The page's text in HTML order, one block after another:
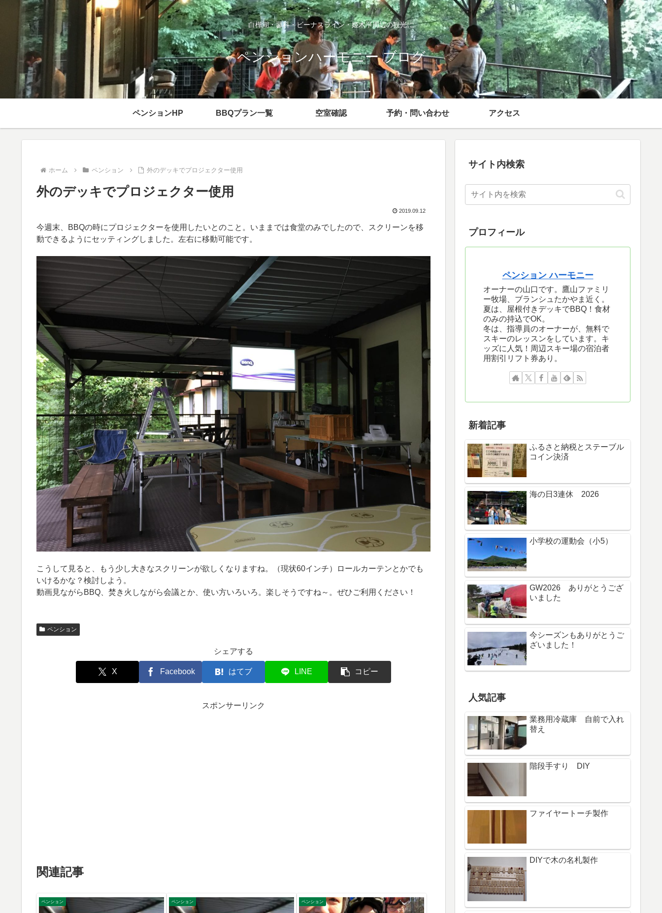
白樺湖・蓼科・ビーナスライン・姫木平周辺の観光に
ペンションハーモニー ブログ
ペンションHP BBQプラン一覧 空室確認 予約・問い合わせ アクセス
ホーム ペンション 外のデッキでプロジェクター使用
外のデッキでプロジェクター使用
2019.09.12
今週末、BBQの時にプロジェクターを使用したいとのこと。いままでは食堂のみでしたので、スクリーンを移
動できるようにセッティングしました。左右に移動可能です。
こうして見ると、もう少し大きなスクリーンが欲しくなりますね。（現状60インチ）ロールカーテンとかでも
いけるかな？検討しよう。
動画見ながらBBQ、焚き火しながら会議とか、使い方いろいろ。楽しそうですね～。ぜひご利用ください！
ペンション
シェアする
X Facebook はてブ LINE コピー
スポンサーリンク
関連記事
ペンション ペンション ペンション
サイト内検索
プロフィール
ペンション ハーモニー
オーナーの山口です。鷹山ファミリ
ー牧場、ブランシュたかやま近く。
夏は、屋根付きデッキでBBQ！食材
のみの持込でOK。
冬は、指導員のオーナーが、無料で
スキーのレッスンをしています。キ
ッズに人気！周辺スキー場の宿泊者
用割引リフト券あり。
新着記事
ふるさと納税とステーブル
コイン決済
海の日3連休 2026
小学校の運動会（小5）
GW2026 ありがとうござ
いました
今シーズンもありがとうご
ざいました！
人気記事
業務用冷蔵庫 自前で入れ
替え
階段手すり DIY
ファイヤートーチ製作
DIYで木の名札製作